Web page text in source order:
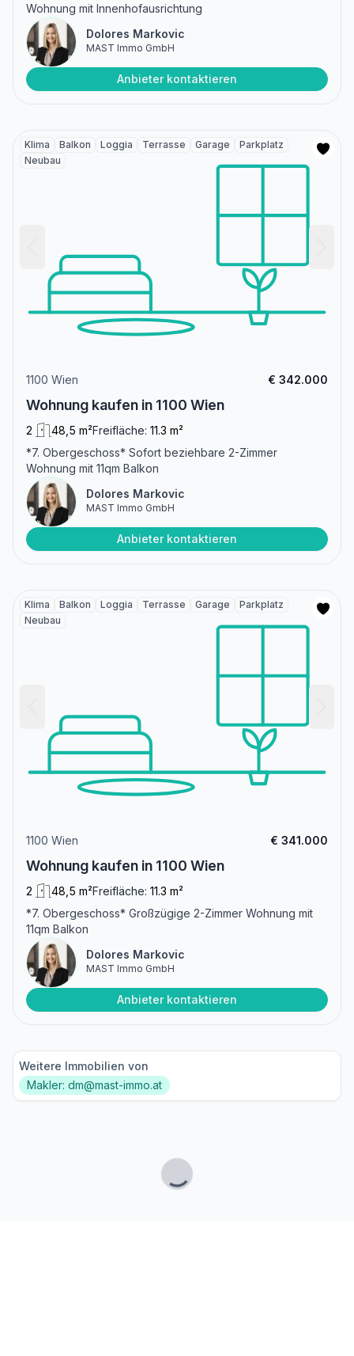
Wohnung mit Innenhofausrichtung
Dolores Markovic
MAST Immo GmbH
Anbieter kontaktieren
Klima Balkon Loggia Terrasse Garage
Parkplatz
Neubau
1100 Wien € 342.000
Wohnung kaufen in 1100 Wien
2 48,5 m²Freifläche: 11.3 m²
*7. Obergeschoss* Sofort beziehbare 2-Zimmer
Wohnung mit 11qm Balkon
Dolores Markovic
MAST Immo GmbH
Anbieter kontaktieren
Klima Balkon Loggia Terrasse Garage
Parkplatz
Neubau
1100 Wien € 341.000
Wohnung kaufen in 1100 Wien
2 48,5 m²Freifläche: 11.3 m²
*7. Obergeschoss* Großzügige 2-Zimmer Wohnung mit
11qm Balkon
Dolores Markovic
MAST Immo GmbH
Anbieter kontaktieren
Weitere Immobilien von
Makler: dm@mast-immo.at